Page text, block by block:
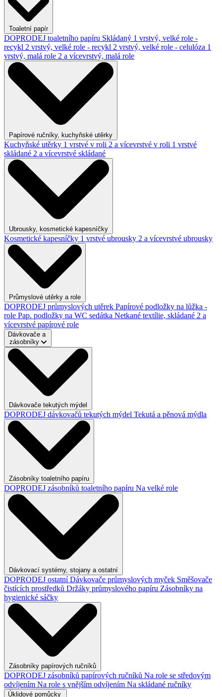
Toaletní papír
DOPRODEJ toaletního papíru Skládaný 1 vrstvý, velké role -
recykl 2 vrstvý, velké role - recykl 2 vrstvý, velké role - celulóza 1
vrstvý, malá role 2 a vícevrstvý, malá role
Papírové ručníky, kuchyňské utěrky
Kuchyňské utěrky 1 vrstvé v roli 2 a vícevrstvé v roli 1 vrstvé
skládané 2 a vícevrstvé skládané
Ubrousky, kosmetické kapesníčky
Kosmetické kapesníčky 1 vrstvé ubrousky 2 a vícevrstvé ubrousky
Průmyslové utěrky a role
DOPRODEJ průmyslových utěrek Papírové podložky na lůžka -
role Pap. podložky na WC sedátka Netkané textílie, skládané 2 a
vícevrstvé papírové role
Dávkovače a
zásobníky
Dávkovače tekutých mýdel
DOPRODEJ dávkovačů tekutých mýdel Tekutá a pěnová mýdla
Zásobníky toaletního papíru
DOPRODEJ zásobníků toaletního papíru Na velké role
Dávkovací systémy, stojany a ostatní
DOPRODEJ ostatníDávkovače průmyslových myček Směšovače
čistících prostředků Držáky průmyslového papíru Zásobníky na
hygienické sáčky
Zásobníky papírových ručníků
DOPRODEJ zásobníků papírových ručníků Na role se středovým
odvíjením Na role s vnějším odvíjením Na skládané ručníky
Úklidové pomůcky